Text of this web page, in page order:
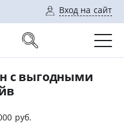
Вход на сайт
с выгодными
руб.